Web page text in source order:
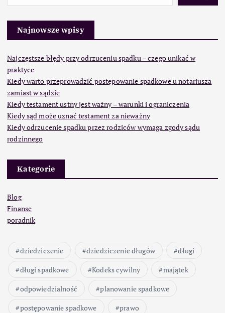
Najnowsze wpisy
Najczęstsze błędy przy odrzuceniu spadku – czego unikać w
praktyce
Kiedy warto przeprowadzić postępowanie spadkowe u notariusza
zamiast w sądzie
Kiedy testament ustny jest ważny – warunki i ograniczenia
Kiedy sąd może uznać testament za nieważny
Kiedy odrzucenie spadku przez rodziców wymaga zgody sądu
rodzinnego
Kategorie
Blog
Finanse
poradnik
dziedziczenie dziedziczenie długów
długi
długi spadkowe
Kodeks cywilny
majątek
odpowiedzialność
planowanie spadkowe
postępowanie spadkowe
prawo